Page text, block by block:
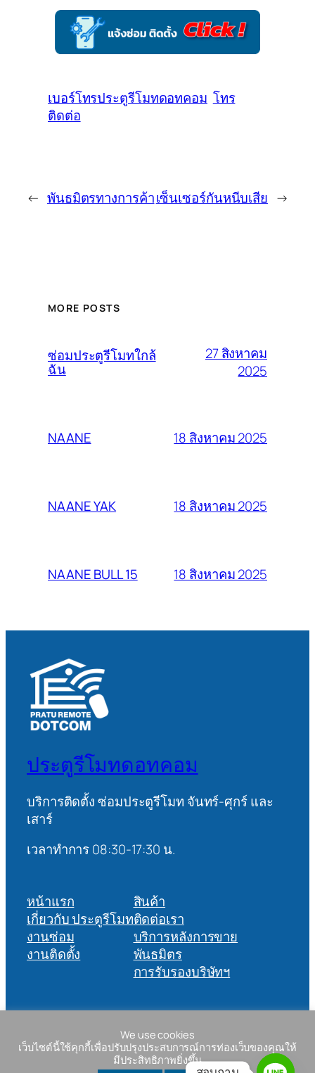
เบอร์โทรประตูรีโมทดอทคอม โทร
ติดต่อ
← พันธมิตรทางการค้าเซ็นเซอร์กันหนีบเสีย →
MORE POSTS
ซ่อมประตูรีโมทใกล้
ฉัน
27 สิงหาคม
2025
NAANE 18 สิงหาคม 2025
NAANE YAK 18 สิงหาคม 2025
NAANE BULL 15 18 สิงหาคม 2025
ประตูรีโมทดอทคอม
บริการติดตั้ง ซ่อมประตูรีโมท จันทร์-ศุกร์ และ
เสาร์
เวลาทำการ 08:30-17:30 น.
หน้าแรก
เกี่ยวกับ ประตูรีโมท
งานซ่อม
งานติดตั้ง
สินค้า
ติดต่อเรา
บริการหลังการขาย
พันธมิตร
การรับรองบริษัทฯ
บริษัท เออีซีเอ็นจิเนียริง จำกัด 90/206 ซอยวัชรพล 1/4 แขวงท่า
แร้ง เขตบางเขน กรุงเทพฯ 10220 tax: 0105556067278
We use cookies
เว็บไซต์นี้ใช้คุกกี้เพื่อปรับปรุงประสบการณ์การท่องเว็บของคุณให้
มีประสิทธิภาพยิ่งขึ้น